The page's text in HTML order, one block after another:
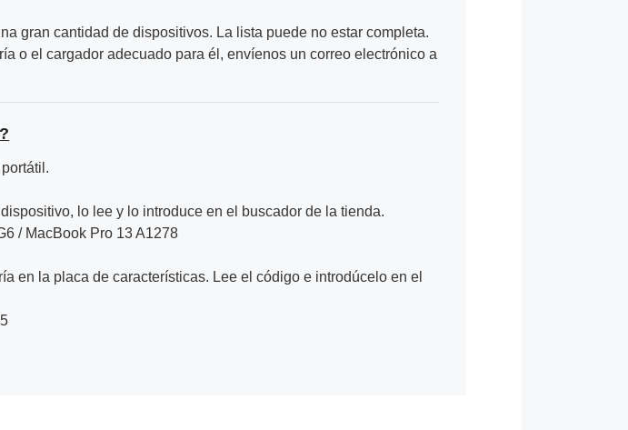
gran cantidad de dispositivos. La lista puede no estar completa.
o el cargador adecuado para él, envíenos un correo electrónico a
lo lee y lo introduce en el buscador de la tienda.
/ MacBook Pro 13 A1278
en la placa de características. Lee el código e introdúcelo en el